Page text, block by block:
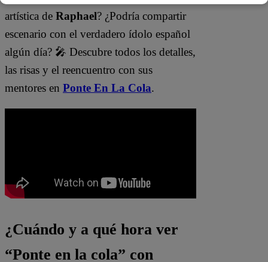
artística de Raphael? ¿Podría compartir
escenario con el verdadero ídolo español
algún día? 🎤 Descubre todos los detalles,
las risas y el reencuentro con sus
mentores en Ponte En La Cola.
¿Cuándo y a qué hora ver
“Ponte en la cola” con